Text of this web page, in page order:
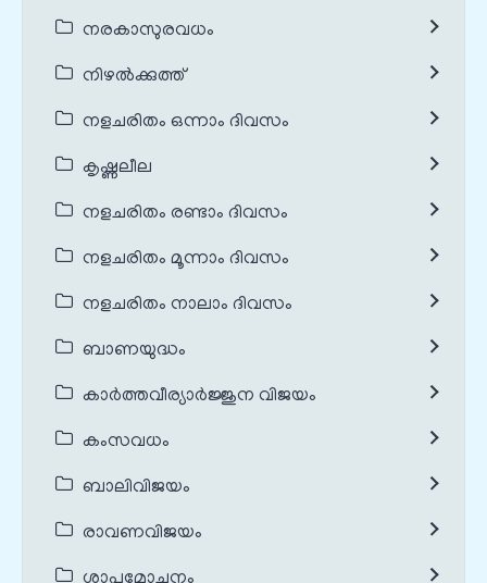
നരകാസുരവധം
നിഴൽക്കുത്ത്
നളചരിതം ഒന്നാം ദിവസം
കൃഷ്ണലീല
നളചരിതം രണ്ടാം ദിവസം
നളചരിതം മൂന്നാം ദിവസം
നളചരിതം നാലാം ദിവസം
ബാണയുദ്ധം
കാർത്തവീര്യാർജ്ജുന വിജയം
കംസവധം
ബാലിവിജയം
രാവണവിജയം